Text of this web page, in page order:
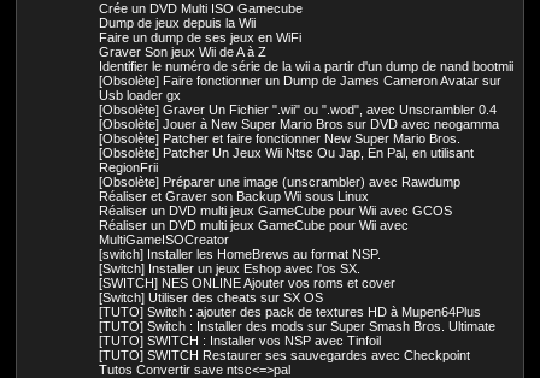
Crée un DVD Multi ISO Gamecube
Dump de jeux depuis la Wii
Faire un dump de ses jeux en WiFi
Graver Son jeux Wii de A à Z
Identifier le numéro de série de la wii a partir d'un dump de nand bootmii
[Obsolète] Faire fonctionner un Dump de James Cameron Avatar sur
Usb loader gx
[Obsolète] Graver Un Fichier ".wii" ou ".wod", avec Unscrambler 0.4
[Obsolète] Jouer à New Super Mario Bros sur DVD avec neogamma
[Obsolète] Patcher et faire fonctionner New Super Mario Bros.
[Obsolète] Patcher Un Jeux Wii Ntsc Ou Jap, En Pal, en utilisant
RegionFrii
[Obsolète] Préparer une image (unscrambler) avec Rawdump
Réaliser et Graver son Backup Wii sous Linux
Réaliser un DVD multi jeux GameCube pour Wii avec GCOS
Réaliser un DVD multi jeux GameCube pour Wii avec
MultiGameISOCreator
[switch] Installer les HomeBrews au format NSP.
[Switch] Installer un jeux Eshop avec l'os SX.
[SWITCH] NES ONLINE Ajouter vos roms et cover
[Switch] Utiliser des cheats sur SX OS
[TUTO] Switch : ajouter des pack de textures HD à Mupen64Plus
[TUTO] Switch : Installer des mods sur Super Smash Bros. Ultimate
[TUTO] SWITCH : Installer vos NSP avec Tinfoil
[TUTO] SWITCH Restaurer ses sauvegardes avec Checkpoint
Tutos Convertir save ntsc<=>pal